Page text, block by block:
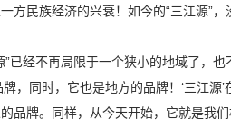
方民族经济的兴衰！如今的“三江源”
”已经不再局限于一个狭小的地域了，
牌，同时，它也是地方的品牌！‘三江源
品牌。同样，从今天开始，它就是我